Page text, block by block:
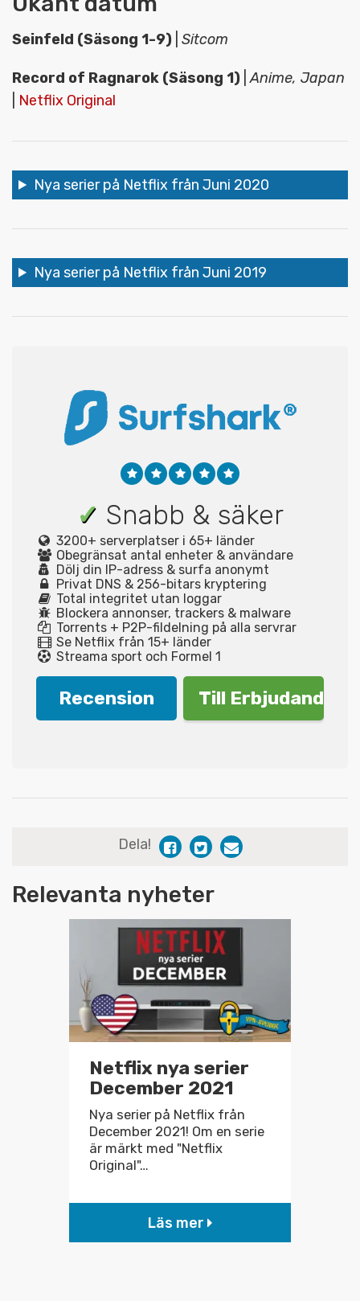
Seinfeld (Säsong 1-9) Sitcom
Record of Ragnarok (Säsong 1) |Anime, Japan
Netflix Original
Nya serier på Netflix från Juni 2020
Nya serier på Netflix från Juni 2019
✓ Snabb & säker
3200+ serverplatser i 65+ länder
Obegränsat antal enheter & användare
Dölj din IP-adress & surfa anonymt
Privat DNS & 256-bitars kryptering
Total integritet utan loggar
Blockera annonser, trackers & malware
Torrents + P2P-fildelning på alla servrar
Se Netflix från 15+ länder
Streama sport och Formel 1
Recension Till Erbjudande!
Dela!
Relevanta nyheter
Netflix nya serier
December 2021
Nya serier på Netflix från
December 2021! Om en serie
är märkt med "Netflix
Original"…
Läs mer